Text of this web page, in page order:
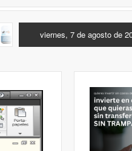
CAMBIANDO EL ESCRITORIO
viernes, 7 de agosto de